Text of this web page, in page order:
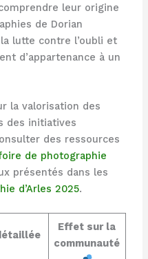
leur origine
de Dorian
lutte contre l’oubli et
d’appartenance à un
la valorisation des
des initiatives
des ressources
de photographie
présentés dans les
d’Arles 2025.
Effet sur la
communauté